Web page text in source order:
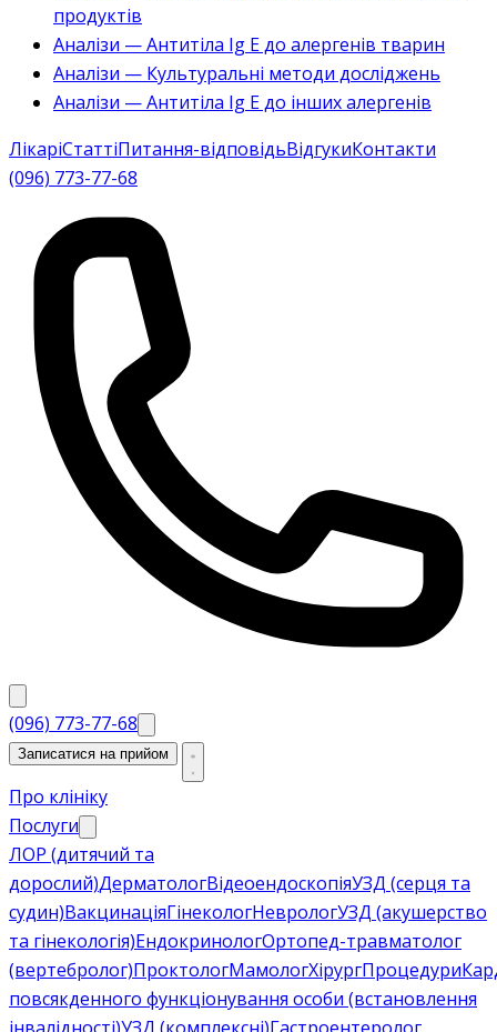
продуктів
Аналізи — Антитіла Ig E до алергенів тварин
Аналізи — Культуральні методи досліджень
Аналізи — Антитіла Ig E до інших алергенів
ЛікаріСтаттіПитання-відповідьВідгукиКонтакти
(096) 773-77-68
(096) 773-77-68
Записатися на прийом
Про клініку
Послуги
ЛОР (дитячий та
дорослий)ДерматологВідеоендоскопіяУЗД (серця та
судин)ВакцинаціяГінекологНеврологУЗД (акушерство
та гінекологія)ЕндокринологОртопед-травматолог
(вертебролог)ПроктологМамологХірургПроцедури
повсякденного функціонування особи (встановлення